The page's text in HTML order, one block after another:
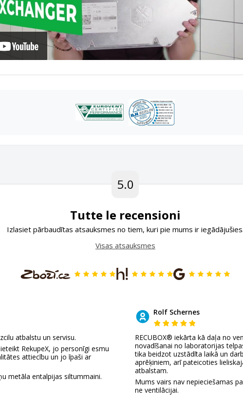
5.0
Tutte le recensioni
Izlasiet pārbaudītas atsauksmes no tiem, kuri pie mums ir iegādājušies.
Visas atsauksmes
atbalstu un servisu.
RekupeX, jo personīgi esmu
attiecību un jo īpaši ar
metāla entalpijas siltummaini.
Rolf Schernes
RECUBOX® iekārta kā daļa no
novadīšanai no laboratorijas
tika beidzot uzstādīta laikā un
aprēķiniem, arī pateicoties
atbalstam.
Mums vairs nav nepieciešamas
ne ventilācijai.